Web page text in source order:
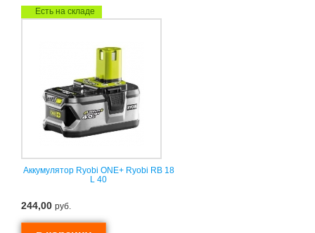
Есть на складе
Аккумулятор Ryobi ONE+ Ryobi RB 18
L 40
244,00 руб.